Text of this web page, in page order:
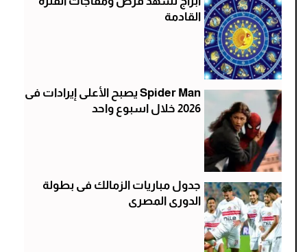
القادمة
Spider Man يصبح الأعلى إيرادات فى
2026 خلال اسبوع واحد
جدول مباريات الزمالك فى بطولة
الدورى المصرى